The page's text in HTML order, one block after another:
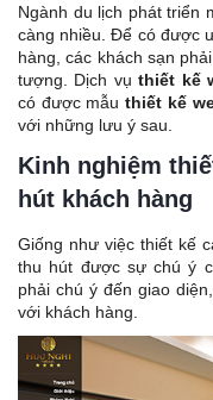
Ngành du lịch phát triển
càng nhiều. Để có được
hàng, các khách sạn
tượng. Dịch vụthiết kế
có được mẫu thiết kế
với những lưu ý sau.
Kinh nghiệm
hút khách hàng
Giống như việc thiết kế
thu hút được sự chú ý
phải chú ý đến giao
với khách hàng.